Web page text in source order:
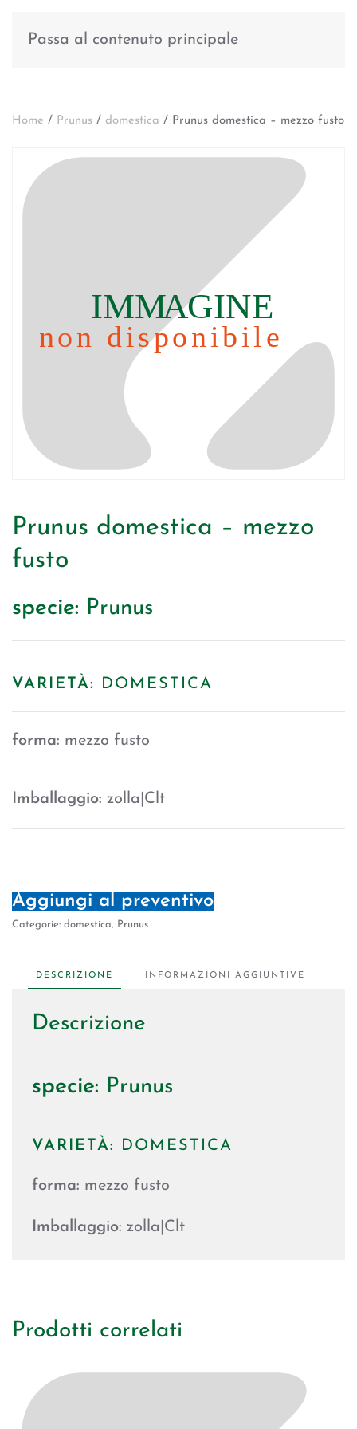
Passa al contenuto principale
Home / Prunus / domestica / Prunus domestica – mezzo fusto
Prunus domestica – mezzo
fusto
specie: Prunus
VARIETÀ: DOMESTICA
forma: mezzo fusto
Imballaggio: zolla|Clt
Aggiungi al preventivo
Categorie: domestica, Prunus
DESCRIZIONE INFORMAZIONI AGGIUNTIVE
Descrizione
specie: Prunus
VARIETÀ: DOMESTICA
forma: mezzo fusto
Imballaggio: zolla|Clt
Prodotti correlati